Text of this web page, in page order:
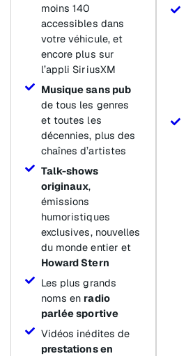
moins 140
accessibles dans
votre véhicule, et
encore plus sur
l’appli SiriusXM
Musique sans pub
de tous les genres
et toutes les
décennies, plus des
chaînes d’artistes
Talk-shows
originaux,
émissions
humoristiques
exclusives, nouvelles
du monde entier et
Howard Stern
Les plus grands
noms en radio
parlée sportive
Vidéos inédites de
prestations en